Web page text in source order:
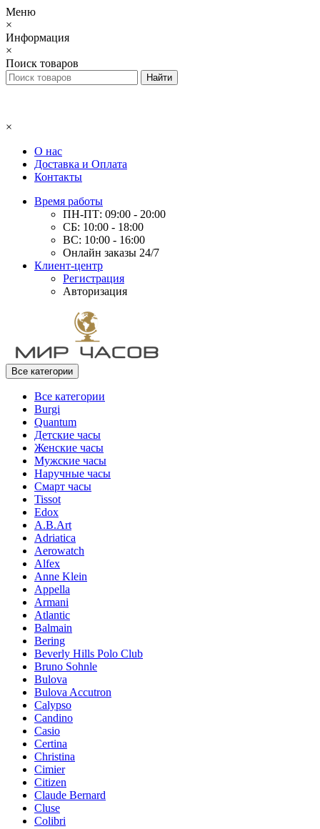
Меню
×
Информация
×
Поиск товаров
×
О нас
Доставка и Оплата
Контакты
Время работы
ПН-ПТ: 09:00 - 20:00
СБ: 10:00 - 18:00
ВС: 10:00 - 16:00
Онлайн заказы 24/7
Клиент-центр
Регистрация
Авторизация
Все категории
Все категории
Burgi
Quantum
Детские часы
Женские часы
Мужские часы
Наручные часы
Смарт часы
Tissot
Edox
A.B.Art
Adriatica
Aerowatch
Alfex
Anne Klein
Appella
Armani
Atlantic
Balmain
Bering
Beverly Hills Polo Club
Bruno Sohnle
Bulova
Bulova Accutron
Calypso
Candino
Casio
Certina
Christina
Cimier
Citizen
Claude Bernard
Cluse
Colibri